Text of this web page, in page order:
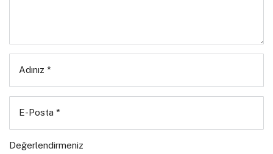
yürüyelim hiç durmadan
yara bere olsun her yanımız.
Adınız *
E-Posta *
Değerlendirmeniz